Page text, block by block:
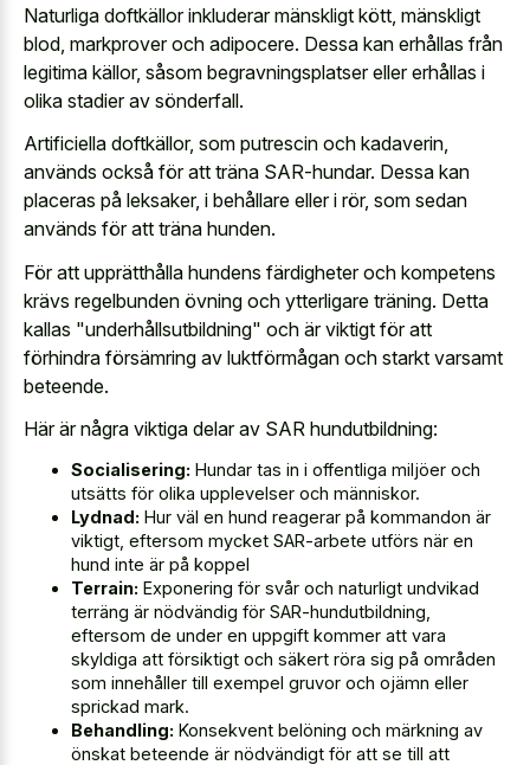
Naturliga doftkällor inkluderar mänskligt kött, mänskligt
blod, markprover och adipocere. Dessa kan erhållas från
legitima källor, såsom begravningsplatser eller erhållas i
olika stadier av sönderfall.
Artificiella doftkällor, som putrescin och kadaverin,
används också för att träna SAR-hundar. Dessa kan
placeras på leksaker, i behållare eller i rör, som sedan
används för att träna hunden.
För att upprätthålla hundens färdigheter och kompetens
krävs regelbunden övning och ytterligare träning. Detta
kallas "underhållsutbildning" och är viktigt för att
förhindra försämring av luktförmågan och starkt varsamt
beteende.
Här är några viktiga delar av SAR hundutbildning:
Socialisering: Hundar tas in i offentliga miljöer och
utsätts för olika upplevelser och människor.
Lydnad: Hur väl en hund reagerar på kommandon är
viktigt, eftersom mycket SAR-arbete utförs när en
hund inte är på koppel
Terrain: Exponering för svår och naturligt undvikad
terräng är nödvändig för SAR-hundutbildning,
eftersom de under en uppgift kommer att vara
skyldiga att försiktigt och säkert röra sig på områden
som innehåller till exempel gruvor och ojämn eller
sprickad mark.
Behandling: Konsekvent belöning och märkning av
önskat beteende är nödvändigt för att se till att